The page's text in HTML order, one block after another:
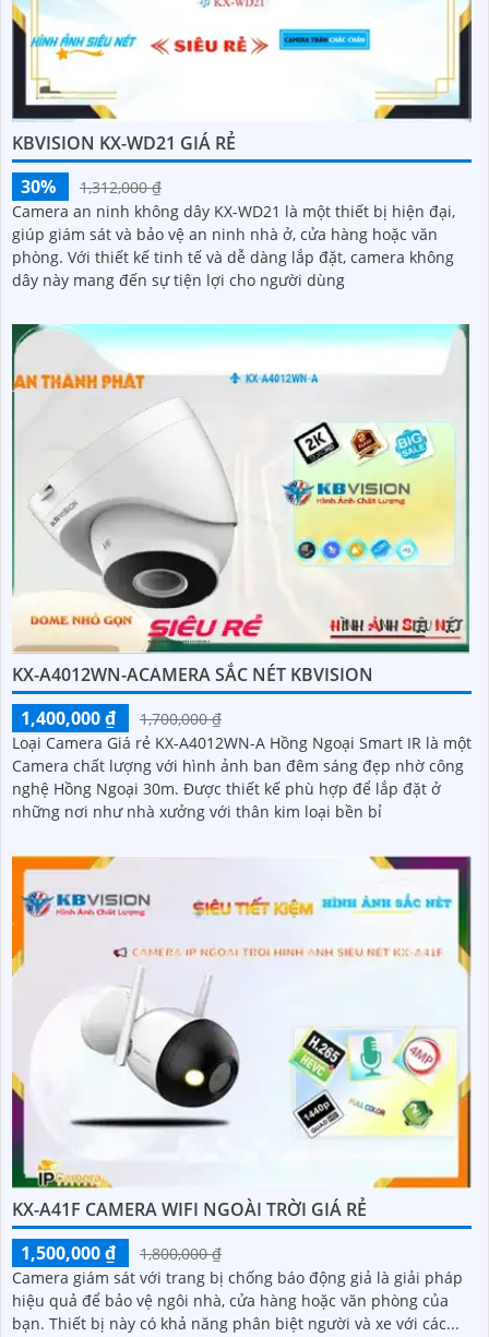
KBVISION KX-WD21 GIÁ RẺ
30%
1,312,000 ₫
Camera an ninh không dây KX-WD21 là một thiết bị hiện đại,
giúp giám sát và bảo vệ an ninh nhà ở, cửa hàng hoặc văn
phòng. Với thiết kế tinh tế và dễ dàng lắp đặt, camera không
dây này mang đến sự tiện lợi cho người dùng
KX-A4012WN-ACAMERA SẮC NÉT KBVISION
1,400,000 ₫
1,700,000 ₫
Loại Camera Giá rẻ KX-A4012WN-A Hồng Ngoại Smart IR là một
Camera chất lượng với hình ảnh ban đêm sáng đẹp nhờ công
nghệ Hồng Ngoại 30m. Được thiết kế phù hợp để lắp đặt ở
những nơi như nhà xưởng với thân kim loại bền bỉ
KX-A41F CAMERA WIFI NGOÀI TRỜI GIÁ RẺ
1,500,000 ₫
1,800,000 ₫
Camera giám sát với trang bị chống báo động giả là giải pháp
hiệu quả để bảo vệ ngôi nhà, cửa hàng hoặc văn phòng của
bạn. Thiết bị này có khả năng phân biệt người và xe với các...